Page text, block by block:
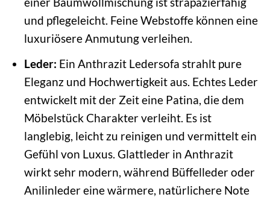
und pflegeleicht. Feine Webstoffe können eine
luxuriösere Anmutung verleihen.
Leder: Ein Anthrazit Ledersofa strahlt pure
Eleganz und Hochwertigkeit aus. Echtes Leder
entwickelt mit der Zeit eine Patina, die dem
Möbelstück Charakter verleiht. Es ist
langlebig, leicht zu reinigen und vermittelt ein
Gefühl von Luxus. Glattleder in Anthrazit
wirkt sehr modern, während Büffelleder oder
Anilinleder eine wärmere, natürlichere Note